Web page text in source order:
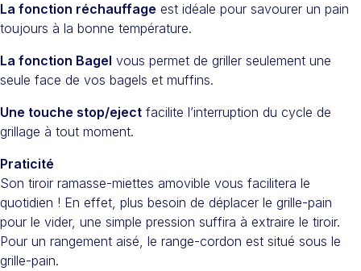
La fonction réchauffage est idéale pour savourer un pain
toujours à la bonne température.
La fonction Bagel vous permet de griller seulement une
seule face de vos bagels et muffins.
Une touche stop/eject facilite l’interruption du cycle de
grillage à tout moment.
Praticité
Son tiroir ramasse-miettes amovible vous facilitera le
quotidien ! En effet, plus besoin de déplacer le grille-pain
pour le vider, une simple pression suffira à extraire le tiroir.
Pour un rangement aisé, le range-cordon est situé sous le
grille-pain.